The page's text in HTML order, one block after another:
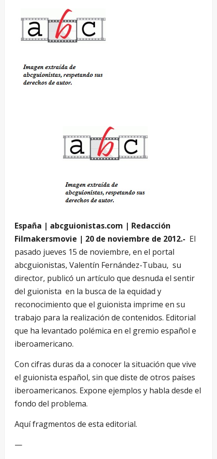
España | abcguionistas.com | Redacción
Filmakersmovie | 20 de noviembre de 2012.- El
pasado jueves 15 de noviembre, en el portal
abcguionistas, Valentín Fernández-Tubau, su
director, publicó un artículo que desnuda el sentir
del guionista en la busca de la equidad y
reconocimiento que el guionista imprime en su
trabajo para la realización de contenidos. Editorial
que ha levantado polémica en el gremio español e
iberoamericano.
Con cifras duras da a conocer la situación que vive
el guionista español, sin que diste de otros países
iberoamericanos. Expone ejemplos y habla desde el
fondo del problema.
Aquí fragmentos de esta editorial.
—